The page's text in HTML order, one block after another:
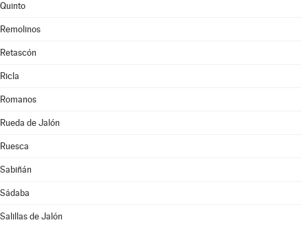
Quinto
Remolinos
Retascón
Ricla
Romanos
Rueda de Jalón
Ruesca
Sabiñán
Sádaba
Salillas de Jalón